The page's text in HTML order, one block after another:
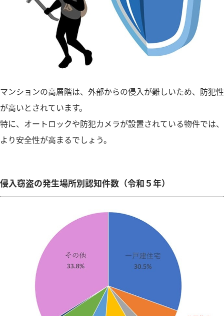
マンションの高層階は、外部からの侵入が難しいため、防犯性
が高いとされています。
特に、オートロックや防犯カメラが設置されている物件では、
より安全性が高まるでしょう。
侵入窃盗の発生場所別認知件数（令和５年）